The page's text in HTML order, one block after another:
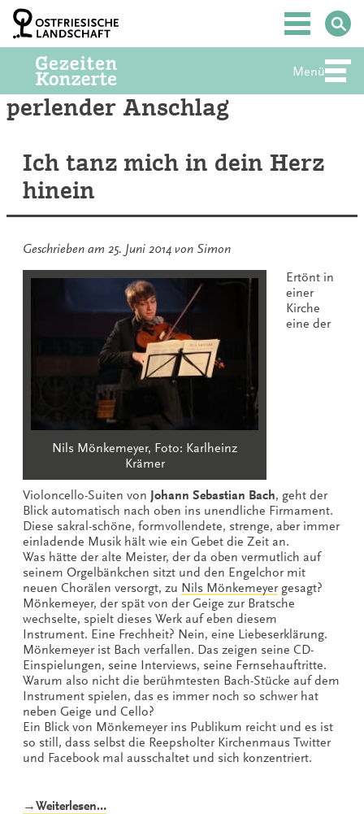
Zum
Inhalt
springen
Hauptmenü
Menü
perlender Anschlag
Ich tanz mich in dein Herz
hinein
Geschrieben am 25. Juni 2014 von Simon
Nils Mönkemeyer, Foto: Karlheinz
Krämer
Ertönt in
einer
Kirche
eine der
Violoncello-Suiten von Johann Sebastian Bach, geht der
Blick automatisch nach oben ins unendliche Firmament.
Diese sakral-schöne, formvollendete, strenge, aber immer
einladende Musik hält wie ein Gebet die Zeit an.
Was hätte der alte Meister, der da oben vermutlich auf
seinem Orgelbänkchen sitzt und den Engelchor mit
neuen Chorälen versorgt, zu Nils Mönkemeyergesagt?
Mönkemeyer, der spät von der Geige zur Bratsche
wechselte, spielt dieses Werk auf eben diesem
Instrument. Eine Frechheit? Nein, eine Liebeserklärung.
Mönkemeyer ist Bach verfallen. Das zeigen seine CD-
Einspielungen, seine Interviews, seine Fernsehauftritte.
Warum also nicht die berühmtesten Bach-Stücke auf dem
Instrument spielen, das es immer noch so schwer hat
neben Geige und Cello?
Ein Blick von Mönkemeyer ins Publikum reicht und es ist
so still, dass selbst die Reepsholter Kirchenmaus Twitter
und Facebook mal ausschaltet und sich konzentriert.
→Weiterlesen…„Ich